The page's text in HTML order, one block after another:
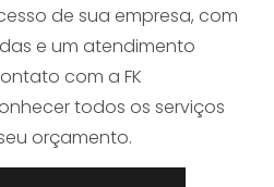
de sua empresa, com
e um atendimento
com a FK
todos os serviços
orçamento.